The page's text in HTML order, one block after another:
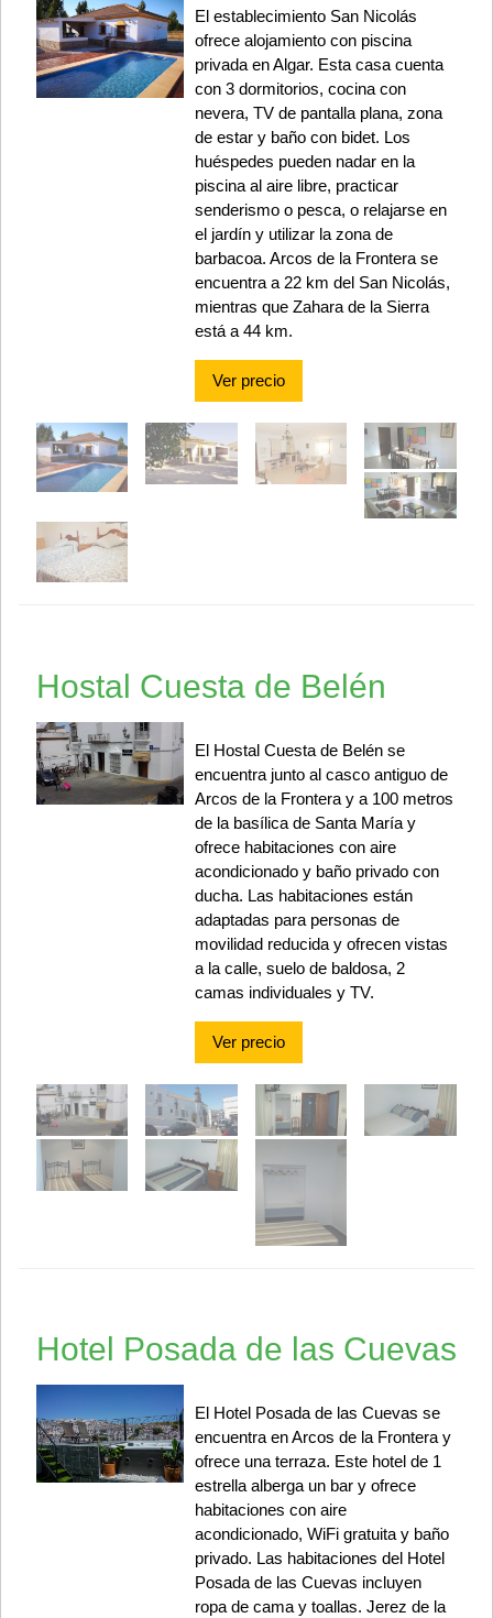
El establecimiento San Nicolás
ofrece alojamiento con piscina
privada en Algar. Esta casa cuenta
con 3 dormitorios, cocina con
nevera, TV de pantalla plana, zona
de estar y baño con bidet. Los
huéspedes pueden nadar en la
piscina al aire libre, practicar
senderismo o pesca, o relajarse en
el jardín y utilizar la zona de
barbacoa. Arcos de la Frontera se
encuentra a 22 km del San Nicolás,
mientras que Zahara de la Sierra
está a 44 km.
Ver precio
Hostal Cuesta de Belén
El Hostal Cuesta de Belén se
encuentra junto al casco antiguo de
Arcos de la Frontera y a 100 metros
de la basílica de Santa María y
ofrece habitaciones con aire
acondicionado y baño privado con
ducha. Las habitaciones están
adaptadas para personas de
movilidad reducida y ofrecen vistas
a la calle, suelo de baldosa, 2
camas individuales y TV.
Ver precio
Hotel Posada de las Cuevas
El Hotel Posada de las Cuevas se
encuentra en Arcos de la Frontera y
ofrece una terraza. Este hotel de 1
estrella alberga un bar y ofrece
habitaciones con aire
acondicionado, WiFi gratuita y baño
privado. Las habitaciones del Hotel
Posada de las Cuevas incluyen
ropa de cama y toallas. Jerez de la